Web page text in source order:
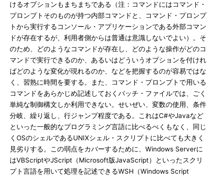
けるオプションもまちまちである（注：コマンドにはコマンド・
プロンプトそのものが持つ内部コマンドと、コマンド・プロンプ
トから実行するコンソール・アプリケーションである外部コマン
ドが存在するが、利用者側からは普通は意識しないでよい）。そ
のため、どのようなコマンドが存在し、どのような操作がどのコ
マンドで実行できるのか、あるいはどういうオプションを付けれ
ばどのような変化が現れるのか、などを把握するのが容易ではな
く、習熟に時間を要する。また、コマンド・プロンプトで用いる
コマンドをあらかじめ記述しておくバッチ・ファイルでは、ごく
単純な制御構文しか利用できない。せいぜい、変数の使用、条件
分岐、繰り返し、行ジャンプ程度である。これはC#やJavaなど
といった一般的なプログラミング言語に比べるべくもなく、同じ
くOSのシェルであるUNIXシェル・スクリプトに比べても大きく
見劣りする。この弱点をカバーするために、Windows Serverに
はVBScriptやJScript（Microsoft版JavaScript）といったスクリ
プト言語を用いて処理を記述できるWSH（Windows Script